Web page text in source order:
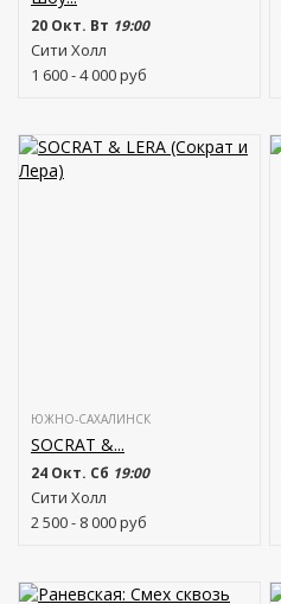
20 Окт. Вт 19:00
Сити Холл
1 600 - 4 000руб
ЮЖНО-САХАЛИНСК
SOCRAT &...
24 Окт. Сб 19:00
Сити Холл
2 500 - 8 000руб